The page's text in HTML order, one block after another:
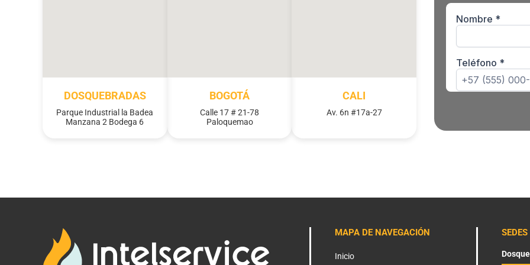
DOSQUEBRADAS
Parque Industrial la Badea
Manzana 2 Bodega 6
BOGOTÁ
Calle 17 # 21-78
Paloquemao
CALI
Av. 6n #17a-27
MAPA DE NAVEGACIÓN
Inicio
SEDES